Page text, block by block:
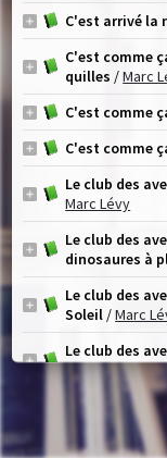
C'est arrivé la
C'est comme
quilles /Marc
C'est comme
C'est comme
Le club des
Marc Lévy
Le club des
dinosaures à
Le club des
Soleil/Marc
Le club des
Gustave Eiffel
Le club des
montgolfière/